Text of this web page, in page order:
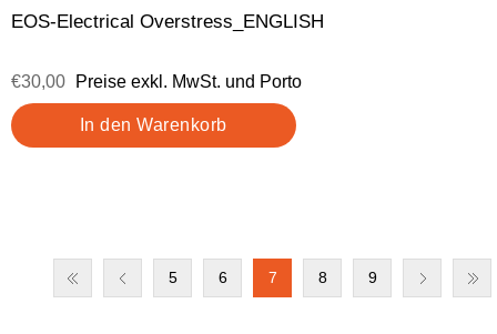
EOS-Electrical Overstress_ENGLISH
€30,00 Preise exkl. MwSt. und Porto
5 6 7 8 9